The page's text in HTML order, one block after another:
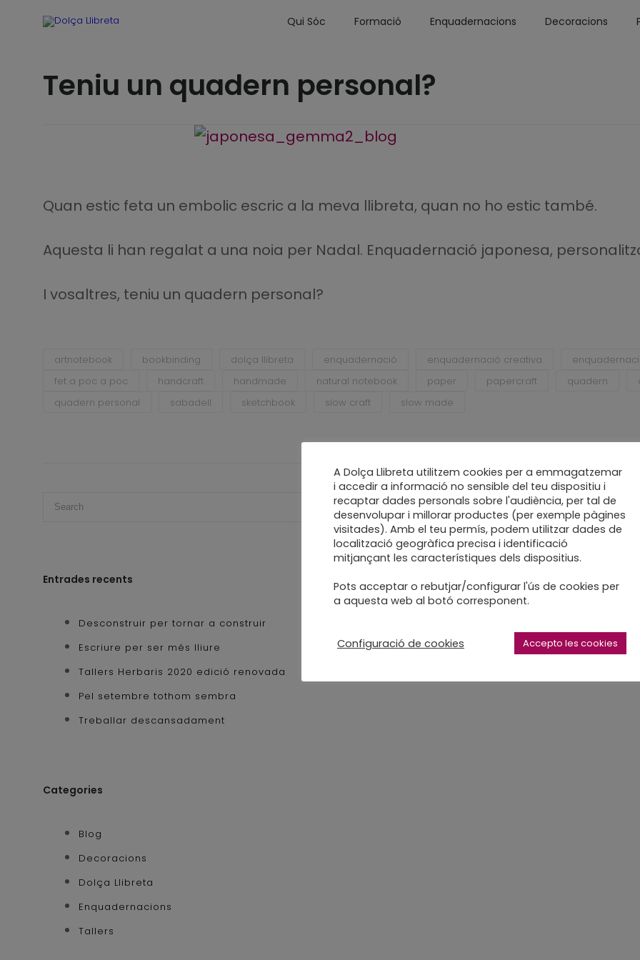
Qui Sóc Formació Enquadernacions Decoracions
Teniu un quadern personal?
Quan estic feta un embolic escric a la meva llibreta, quan no ho estic també.
Aquesta li han regalat a una noia per Nadal. Enquadernació japonesa,
I vosaltres, teniu un quadern personal?
artnotebook bookbinding dolça llibreta enquadernació enquadernació creativa
fet a poc a poc
handcraft handmade natural notebook paper papercraft quadern
quadern personal
sabadell sketchbook slow craft slow made
Entrades recents
Desconstruir per tornar a construir
Escriure per ser més lliure
Tallers Herbaris 2020 edició renovada
Pel setembre tothom sembra
Treballar descansadament
Categories
Blog
Decoracions
Dolça Llibreta
Enquadernacions
Tallers
A Dolça Llibreta utilitzem cookies per a emmagatzemar
i accedir a informació no sensible del teu dispositiu i
recaptar dades personals sobre l'audiència, per tal de
desenvolupar i millorar productes (per exemple pàgines
visitades). Amb el teu permís, podem utilitzar dades de
localització geogràfica precisa i identificació
mitjançant les característiques dels dispositius.
Pots acceptar o rebutjar/configurar l'ús de cookies per
a aquesta web al botó corresponent.
Configuració de cookies Accepto les cookies